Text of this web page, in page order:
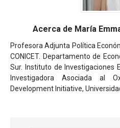
Acerca de María
Profesora Adjunta Política
CONICET. Departamento de
Sur. Instituto de Investigaciones
Investigadora Asociada al
Development Initiative,